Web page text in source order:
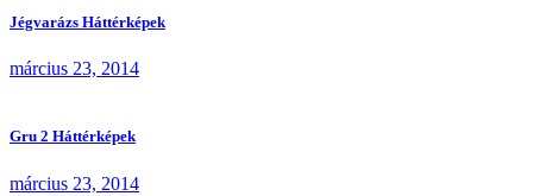
Jégvarázs Háttérképek
március 23, 2014
Gru 2 Háttérképek
március 23, 2014